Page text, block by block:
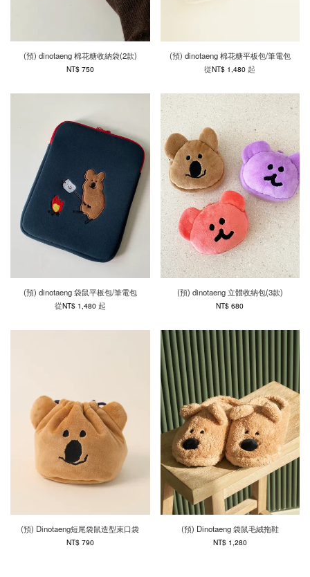
(預) dinotaeng 棉花糖收納袋(2款)
NT$ 750
(預) dinotaeng 棉花糖平板包/筆電包
從NT$ 1,480起
(預) dinotaeng 袋鼠平板包/筆電包
從NT$ 1,480 起
(預) dinotaeng 立體收納包(3款)
NT$ 680
(預) Dinotaeng短尾袋鼠造型束口袋
NT$ 790
(預) Dinotaeng 袋鼠毛絨拖鞋
NT$ 1,280